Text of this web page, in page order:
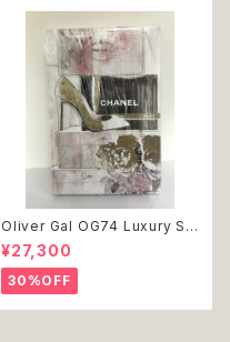
Oliver Gal OG74 Luxury St
acked Shoes Rose Giftbo
x 絵 アート インテリア お祝い
贈り物 プレゼント 結婚 新築 開
店 周年 バースデイ 誕生日 ご褒
美
¥27,300
30%OFF